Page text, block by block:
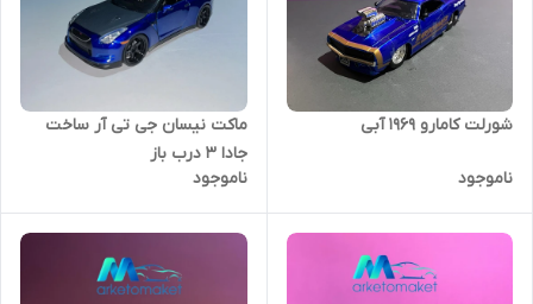
شورلت کامارو ۱۹۶۹ آبی
ناموجود
ماکت نیسان جی تی آر ساخت
جادا ۳ درب باز
ناموجود